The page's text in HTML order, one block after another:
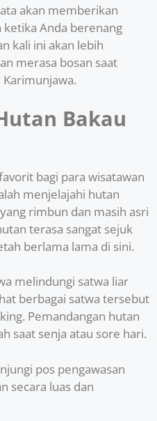
akan memberikan
Anda berenang
kali ini akan lebih
merasa bosan saat
Bakau
bagi para wisatawan
menjelajahi hutan
rimbun dan masih asri
terasa sangat sejuk
berlama lama di sini.
melindungi satwa liar
berbagai satwa tersebut
Pemandangan hutan
saat senja atau sore hari.
pos pengawasan
secara luas dan